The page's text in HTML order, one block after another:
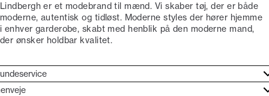
Lindbergh er et modebrand til mænd. Vi skaber tøj, der er både
moderne, autentisk og tidløst. Moderne styles der hører hjemme
i enhver garderobe, skabt med henblik på den moderne mand,
der ønsker holdbar kvalitet.